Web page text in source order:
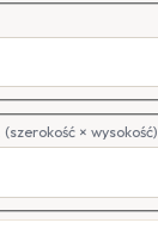
(szerokość × wysokość)